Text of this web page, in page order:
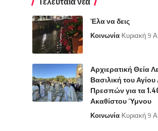
Έλα να δεις
Κοινωνία Κυριακή 9
Αρχιερατική Θεία
Βασιλική του Αγίου
Πρεσπών για τα
Ακαθίστου Ύμνου
Κοινωνία Κυριακή 9